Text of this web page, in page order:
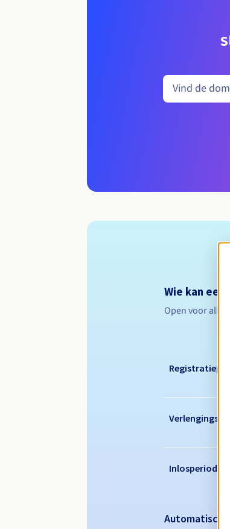
Wie kan
Open voor alle
Inlosperiode